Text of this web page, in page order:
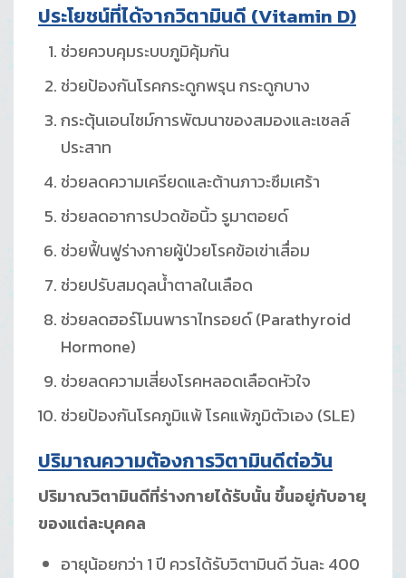
ประโยชน์ที่ได้จากวิตามินดี (Vitamin D)
ช่วยควบคุมระบบภูมิคุ้มกัน
ช่วยป้องกันโรคกระดูกพรุน กระดูกบาง
กระตุ้นเอนไซม์การพัฒนาของสมองและเซลล์
ประสาท
ช่วยลดความเครียดและต้านภาวะซึมเศร้า
ช่วยลดอาการปวดข้อนิ้ว รูมาตอยด์
ช่วยฟื้นฟูร่างกายผู้ป่วยโรคข้อเข่าเสื่อม
ช่วยปรับสมดุลน้ำตาลในเลือด
ช่วยลดฮอร์โมนพาราไทรอยด์ (Parathyroid
Hormone)
ช่วยลดความเสี่ยงโรคหลอดเลือดหัวใจ
ช่วยป้องกันโรคภูมิแพ้ โรคแพ้ภูมิตัวเอง (SLE)
ปริมาณความต้องการวิตามินดีต่อวัน
ปริมาณวิตามินดีที่ร่างกายได้รับนั้น ขึ้นอยู่กับอายุ
ของแต่ละบุคคล
อายุน้อยกว่า 1 ปี ควรได้รับวิตามินดี วันละ 400